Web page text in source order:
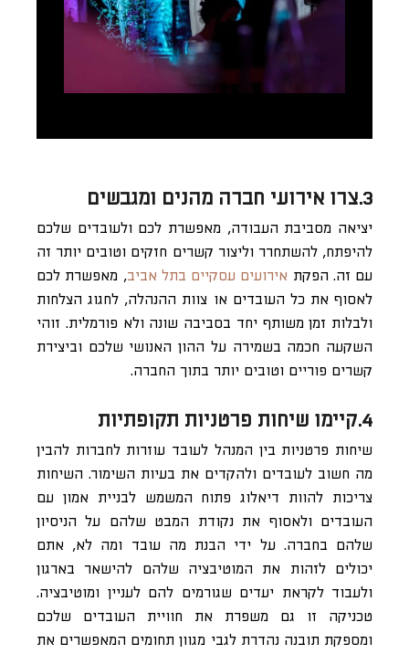
3.צרו אירועי חברה מהנים ומגבשים
יציאה מסביבת העבודה, מאפשרת לכם ולעובדים שלכם
להיפתח, להשתחרר וליצור קשרים חזקים וטובים יותר זה
עם זה. הפקת אירועים עסקיים בתל אביב, מאפשרת לכם
לאסוף את כל העובדים או צוות ההנהלה, לחגוג הצלחות
ולבלות זמן משותף יחד בסביבה שונה ולא פורמלית. זוהי
השקעה חכמה בשמירה על ההון האנושי שלכם וביצירת
קשרים פוריים וטובים יותר בתוך החברה.
4.קיימו שיחות פרטניות תקופתיות
שיחות פרטניות בין המנהל לעובד עוזרות לחברות להבין
מה חשוב לעובדים ולהקדים את בעיות השימור. השיחות
צריכות להוות דיאלוג פתוח המשמש לבניית אמון עם
העובדים ולאסוף את נקודת המבט שלהם על הניסיון
שלהם בחברה. על ידי הבנת מה עובד ומה לא, אתם
יכולים לזהות את המוטיבציה שלהם להישאר בארגון
ולעבוד לקראת יעדים שגורמים להם לעניין ומוטיבציה.
טכניקה זו גם משפרת את חוויית העובדים שלכם
ומספקת תובנה נהדרת לגבי מגוון תחומים המאפשרים את